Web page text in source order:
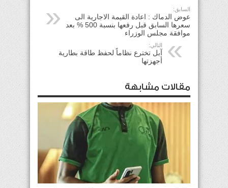
السابق:
عوض الدماك : اعادة القيمة الاجارية الى
سعرها السابق قبل رفعها بنسبة 500 % بعد
موافقة مجلس الوزراء
التالي:
آبل تخترع نظاماً لحفظ طاقة بطارية
أجهزتها
مقالات مشابهة